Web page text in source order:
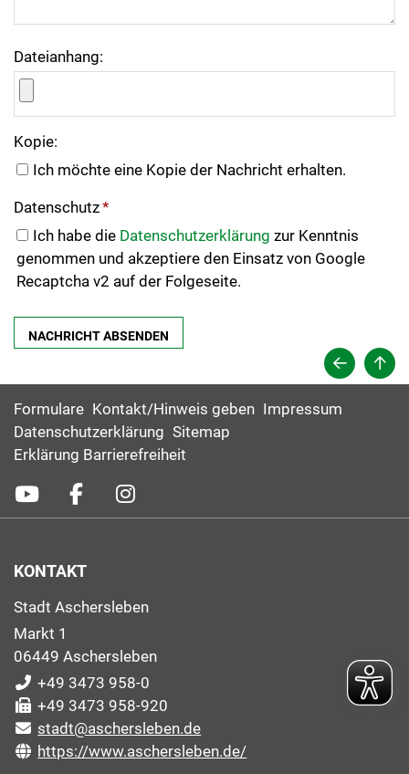
Dateianhang:
Kopie:
Ich möchte eine Kopie der Nachricht erhalten.
Datenschutz*
Ich habe die Datenschutzerklärung zur Kenntnis
genommen und akzeptiere den Einsatz von Google
Recaptcha v2 auf der Folgeseite.
Formulare Kontakt/Hinweis geben Impressum
Datenschutzerklärung Sitemap
Erklärung Barrierefreiheit
KONTAKT
Stadt Aschersleben
Markt 1
06449 Aschersleben
+49 3473 958-0
+49 3473 958-920
stadt@aschersleben.de
https://www.aschersleben.de/